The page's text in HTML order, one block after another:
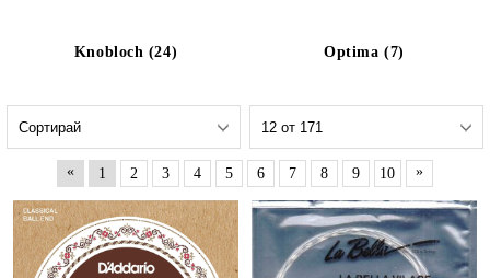
Knobloch (24) Optima (7)
« 1 2 3 4 5 6 7 8 9 10 »